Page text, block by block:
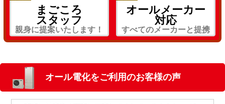
まごころ
スタッフ
親身に提案いたします！
オールメーカー
対応
すべてのメーカーと提携
オール電化をご利用のお客様の声